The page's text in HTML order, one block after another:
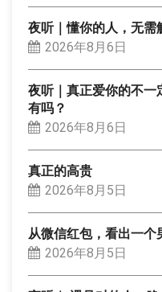
夜听｜懂你的人，无需
2026年8月6日
夜听｜真正爱你的不一
有吗？
2026年8月6日
真正的高贵
2026年8月5日
从微信红包，看出一个
2026年8月5日